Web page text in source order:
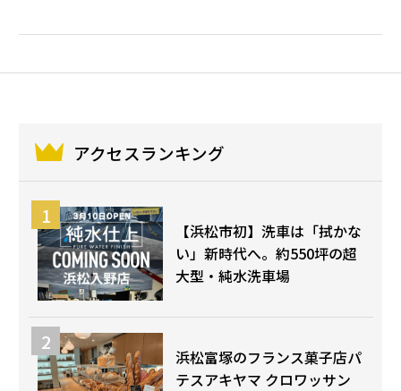
アクセスランキング
【浜松市初】洗車は「拭かな
い」新時代へ。約550坪の超
大型・純水洗車場
浜松富塚のフランス菓子店パ
テスアキヤマ クロワッサン